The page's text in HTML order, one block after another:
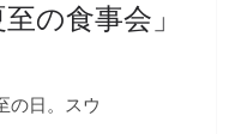
の食事会」
の日。スウ